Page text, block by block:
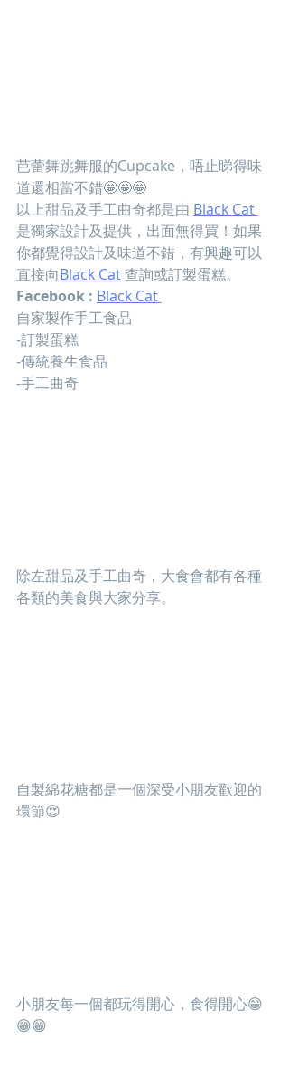
芭蕾舞跳舞服的Cupcake，唔止睇得味
道還相當不錯🤩🤩🤩
以上甜品及手工曲奇都是由 Black Cat
是獨家設計及提供，出面無得買！如果
你都覺得設計及味道不錯，有興趣可以
直接向Black Cat查詢或訂製蛋糕。
Facebook : Black Cat
自家製作手工食品
-訂製蛋糕
-傳統養生食品
-手工曲奇
除左甜品及手工曲奇，大食會都有各種
各類的美食與大家分享。
自製綿花糖都是一個深受小朋友歡迎的
環節😍
小朋友每一個都玩得開心，食得開心😁
😁😁